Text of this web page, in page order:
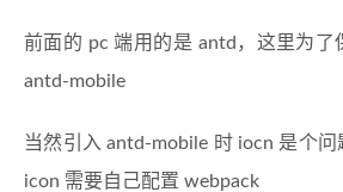
前面的 pc 端用的是 antd，这里为了
antd-mobile
当然引入 antd-mobile 时 iocn 是个
icon 需要自己配置 webpack